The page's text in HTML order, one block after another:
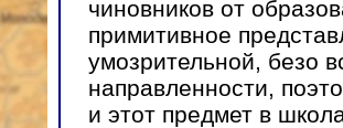
чиновников от
примитивное
умозрительной, безо
направленности,
и этот предмет в